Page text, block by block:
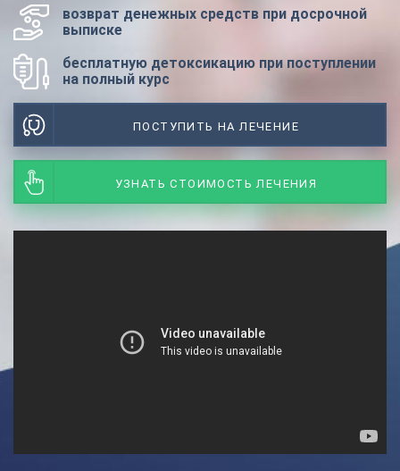
возврат денежных средств при досрочной
выписке
бесплатную детоксикацию при поступлении
на полный курс
ПОСТУПИТЬ НА ЛЕЧЕНИЕ
УЗНАТЬ СТОИМОСТЬ ЛЕЧЕНИЯ